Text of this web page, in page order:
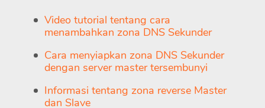
Video tutorial tentang cara
menambahkan zona DNS Sekunder
Cara menyiapkan zona DNS Sekunder
dengan server master tersembunyi
Informasi tentang zona reverse Master
dan Slave